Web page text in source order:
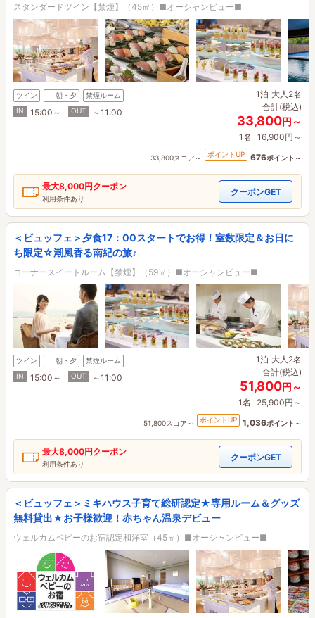
スタンダードツイン【禁煙】（45㎡）■オーシャンビュー■
ツイン 朝・夕
禁煙ルーム
IN
15:00～ OUT ～11:00
1泊 大人2名
合計(税込)
33,800円～
1名 16,900円～
33,800スコア～ ポイントUP 676ポイント～
最大8,000円クーポン
利用条件あり
クーポンGET
＜ビュッフェ＞夕食17：00スタートでお得！室数限定＆お日に
ち限定☆潮風香る南紀の旅♪
コーナースイートルーム【禁煙】（59㎡）■オーシャンビュー■
ツイン 朝・夕
禁煙ルーム
IN
15:00～ OUT ～11:00
1泊 大人2名
合計(税込)
51,800円～
1名 25,900円～
51,800スコア～ ポイントUP 1,036ポイント～
最大8,000円クーポン
利用条件あり
クーポンGET
＜ビュッフェ＞ミキハウス子育て総研認定★専用ルーム＆グッズ
無料貸出★お子様歓迎！赤ちゃん温泉デビュー
ウェルカムベビーのお宿認定和洋室（45㎡）■オーシャンビュー■